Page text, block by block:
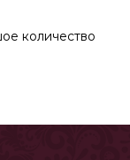
количество